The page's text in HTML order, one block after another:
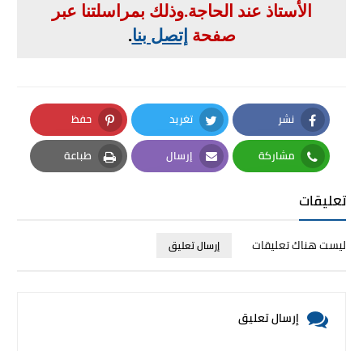
الأستاذ عند الحاجة.وذلك بمراسلتنا عبر
صفحة إتصل بنا.
نشر
Facebook
تغريد
Twitter
حفظ
Pinterest
مشاركة
Whatsapp
إرسال
Email
طباعة
Print
تعليقات
ليست هناك تعليقات إرسال تعليق
إرسال تعليق